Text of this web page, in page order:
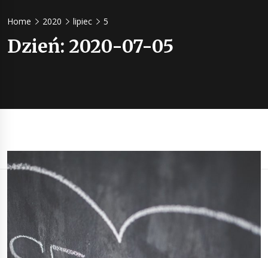
Home 2020 lipiec 5
Dzień: 2020-07-05